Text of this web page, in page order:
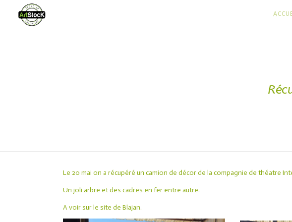
Le 20 mai on a récupéré un camion de décor de la compagnie de théatre
Un joli arbre et des cadres en fer entre autre.
A voir sur le site de Blajan.